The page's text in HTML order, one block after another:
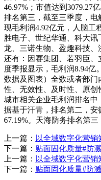
46.97%；市值达到3079.27
排名第三，截至三季度，
现毛利润4.92亿元，人脑工
胜电子、世纪华通、科大
龙、三诺生物、盈趣科技、
还有：因赛集团、若羽臣、
度季报显示，毛利润8.94亿
数据及图表）全数或者部
性、无效性、及时性、原创
城市相关企业毛利润排名中
据基于汗青，排名第二，
67.19%。天海防务排名第三
上一篇： 以全域数字化营
下一篇： 贴面固化质量#防
上一篇： 以全域数字化营
下一篇： 贴面固化质量#防